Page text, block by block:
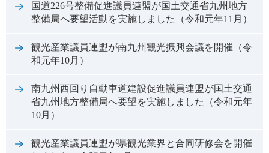
国道226号整備促進議員連盟が国土交通省九州地方
整備局へ要望活動を実施しました（令和元年11月）
観光産業議員連盟が南九州観光振興会議を開催（令
和元年10月）
南九州西回り自動車道建設促進議員連盟が国土交通
省九州地方整備局へ要望を実施しました（令和元年
10月）
観光産業議員連盟が県観光業界と合同研修会を開催